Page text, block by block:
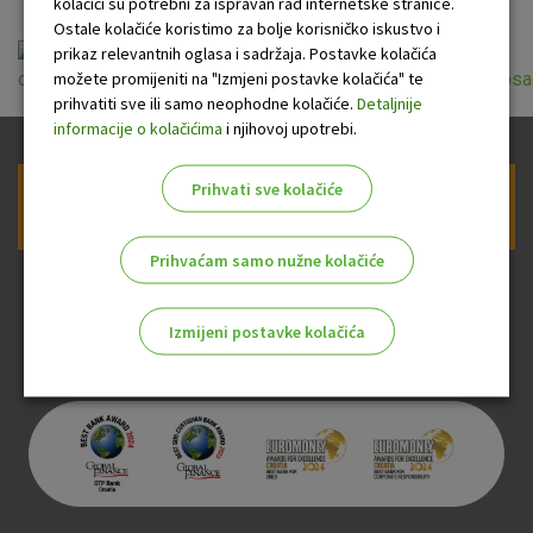
Prijava na newsletter OTP banke
Ostale kolačiće koristimo za bolje korisničko iskustvo i
prikaz relevantnih oglasa i sadržaja. Postavke kolačića
možete promijeniti na "Izmjeni postavke kolačića" te
prihvatiti sve ili samo neophodne kolačiće. Detaljnije
informacije o kolačićima i njihovoj upotrebi.
Prihvati sve kolačiće
Prihvaćam samo nužne kolačiće
Izmijeni postavke kolačića